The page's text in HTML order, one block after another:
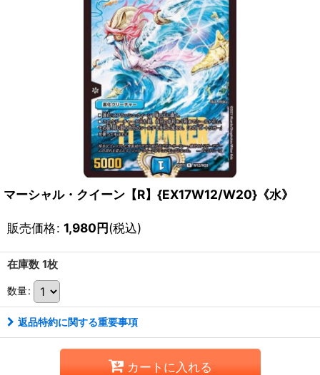
マーシャル・クイーン【R】{EX17W12/W20}《水》
販売価格: 1,980円(税込)
在庫数 1枚
数量:
返品特約に関する重要事項
カートに入れる